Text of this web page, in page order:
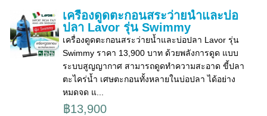
เครื่องดูดตะกอนสระว่ายน้ำและบ่อ
ปลา Lavor รุ่น Swimmy
เครื่องดูดตะกอนสระว่ายน้ำและบ่อปลา Lavor รุ่น
Swimmy ราคา 13,900 บาท ด้วยพลังการดูด แบบ
ระบบสูญญากาศ สามารถดูดทำความสะอาด ขี้ปลา
ตะไคร่น้ำ เศษตะกอนทั้งหลายในบ่อปลา ได้อย่าง
หมดจด แ...
฿13,900